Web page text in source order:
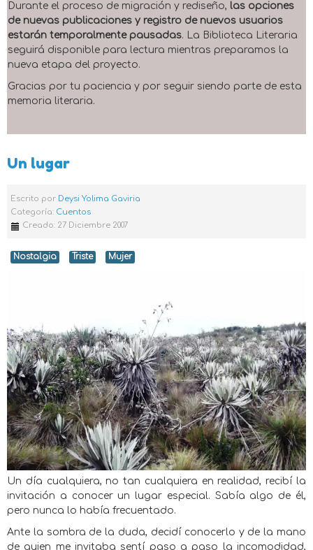
Durante el proceso de migración y rediseño, las opciones
de nuevas publicaciones y registro de nuevos usuarios
estarán temporalmente pausadas. La Biblioteca Literaria
seguirá disponible para lectura mientras preparamos la
nueva etapa del proyecto.
Gracias por tu paciencia y por seguir siendo parte de esta
memoria literaria.
Un lugar
Escrito por Deysi Yolima Gaviria
Categoría: Cuentos
Creado: 27 Diciembre 2007
Nostalgia Triste Mujer
Un día cualquiera, no tan cualquiera en realidad, recibí la
invitación a conocer un lugar especial. Sabía algo de él,
pero nunca lo había frecuentado.
Ante la sombra de la duda, decidí conocerlo y de la mano
de quien me invitaba sentí paso a paso la incomodidad,